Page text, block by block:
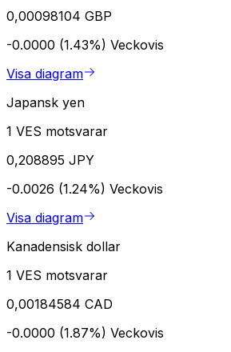
0,00098104 GBP
-0.0000 (1.43%) Veckovis
Visa diagram
Japansk yen
1 VES motsvarar
0,208895 JPY
-0.0026 (1.24%) Veckovis
Visa diagram
Kanadensisk dollar
1 VES motsvarar
0,00184584 CAD
-0.0000 (1.87%) Veckovis